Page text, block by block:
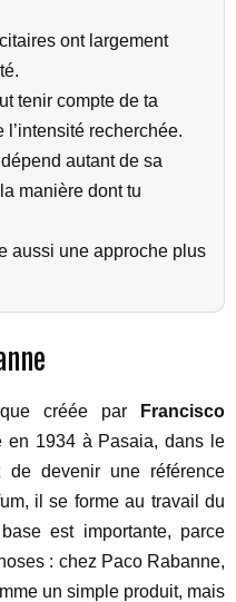
ont largement
tenir compte de ta
l’intensité recherchée.
autant de sa
manière dont tu
aussi une approche plus
créée par
Francisco
en 1934 à Pasaia, dans le
de devenir une référence
il se forme au travail du
est importante, parce
: chez Paco Rabanne,
un simple produit, mais